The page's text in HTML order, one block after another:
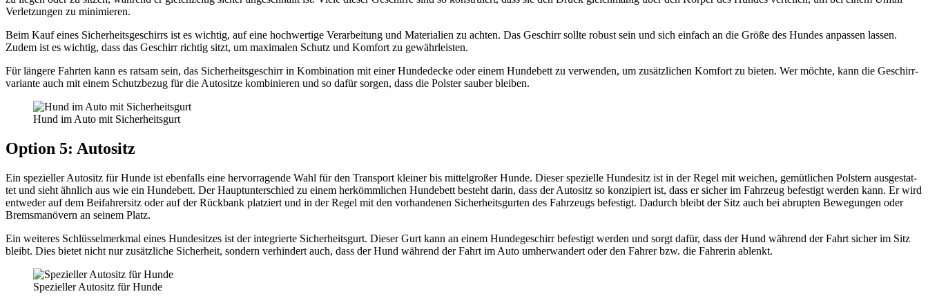
Ver­let­zun­gen zu mini­mie­ren.
Beim Kauf eines Sicher­heits­ge­schirrs ist es wich­tig, auf eine hoch­wer­ti­ge Ver­ar­bei­tung und Mate­ria­li­en zu ach­ten. Das Geschirr soll­te robust sein und sich ein­fach an die Grö­ße des Hun­des anpas­sen las­sen.
Zudem ist es wich­tig, dass das Geschirr rich­tig sitzt, um maxi­ma­len Schutz und Kom­fort zu gewähr­leis­ten.
Für län­ge­re Fahr­ten kann es rat­sam sein, das Sicher­heits­ge­schirr in Kom­bi­na­ti­on mit einer Hun­de­de­cke oder einem Hun­de­bett zu ver­wen­den, um zusätz­li­chen Kom­fort zu bie­ten. Wer möch­te, kann die Geschirr­
va­ri­an­te auch mit einem Schutz­be­zug für die Auto­sit­ze kom­bi­nie­ren und so dafür sor­gen, dass die Pols­ter sau­ber blei­ben.
Hund im Auto mit Sicher­heits­gurt
Opti­on 5: Auto­sitz
Ein spe­zi­el­ler Auto­sitz für Hun­de ist eben­falls eine her­vor­ra­gen­de Wahl für den Trans­port klei­ner bis mit­tel­gro­ßer Hun­de. Die­ser spe­zi­el­le Hun­de­sitz ist in der Regel mit wei­chen, gemüt­li­chen Pols­tern aus­ge­stat­
tet und sieht ähn­lich aus wie ein Hun­de­bett. Der Haupt­un­ter­schied zu einem her­kömm­li­chen Hun­de­bett besteht dar­in, dass der Auto­sitz so kon­zi­piert ist, dass er sicher im Fahr­zeug befes­tigt wer­den kann. Er wird
ent­we­der auf dem Bei­fah­rer­sitz oder auf der Rück­bank plat­ziert und in der Regel mit den vor­han­de­nen Sicher­heits­gur­ten des Fahr­zeugs befes­tigt. Dadurch bleibt der Sitz auch bei abrup­ten Bewe­gun­gen oder
Brems­ma­nö­vern an sei­nem Platz.
Ein wei­te­res Schlüs­sel­merk­mal eines Hun­de­sit­zes ist der inte­grier­te Sicher­heits­gurt. Die­ser Gurt kann an einem Hun­de­ge­schirr befes­tigt wer­den und sorgt dafür, dass der Hund wäh­rend der Fahrt sicher im Sitz
bleibt. Dies bie­tet nicht nur zusätz­li­che Sicher­heit, son­dern ver­hin­dert auch, dass der Hund wäh­rend der Fahrt im Auto umher­wan­dert oder den Fah­rer bzw. die Fah­re­rin ablenkt.
Spe­zi­el­ler Auto­sitz für Hun­de